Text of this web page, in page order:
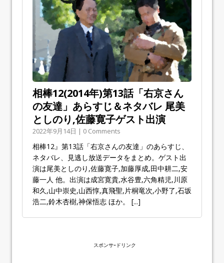
相棒12(2014年)第13話「右京さん
の友達」あらすじ＆ネタバレ 尾美
としのり,佐藤寛子ゲスト出演
2022年9月14日 | 0 Comments
相棒12』第13話「右京さんの友達」のあらすじ、
ネタバレ、見逃し放送データをまとめ。ゲスト出
演は尾美としのり,佐藤寛子,加藤厚成,田中耕二,安
藤一人 他。出演は成宮寛貴,水谷豊,六角精児,川原
和久,山中崇史,山西惇,真飛聖,片桐竜次,小野了,石坂
浩二,鈴木杏樹,神保悟志 ほか。 [...]
スポンサｰドリンク